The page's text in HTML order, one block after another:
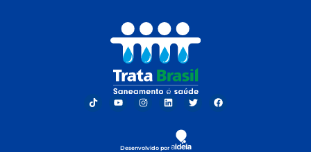
Desenvolvido por